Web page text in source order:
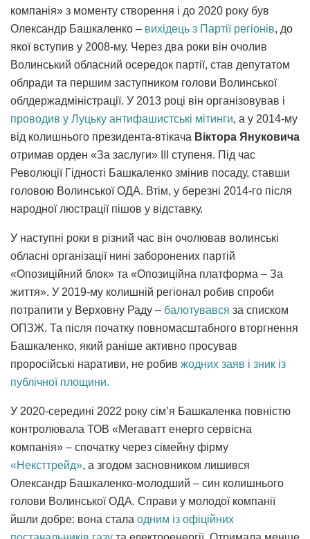
компанія» з моменту створення і до 2020 року був
Олександр Башкаленко – вихідець з Партії регіонів, до
якої вступив у 2008-му. Через два роки він очолив
Волинський обласний осередок партії, став депутатом
облради та першим заступником голови Волинської
облдержадміністрації. У 2013 році він організовував і
проводив у Луцьку антифашистські мітинги, а у 2014-му
від колишнього президента-втікача Віктора Януковича
отримав орден «За заслуги» ІІІ ступеня. Під час
Революції Гідності Башкаленко змінив посаду, ставши
головою Волинської ОДА. Втім, у березні 2014-го після
народної люстрації пішов у відставку.
У наступні роки в різний час він очолював волинські
обласні організації нині заборонених партій
«Опозиційний блок» та «Опозиційна платформа – За
життя». У 2019-му колишній регіонал робив спроби
потрапити у Верховну Раду – балотувався за списком
ОПЗЖ. Та після початку повномасштабного вторгнення
Башкаленко, який раніше активно просував
проросійські наративи, не робив жодних заяв і зник із
публічної площини.
У 2020-середині 2022 року сім’я Башкаленка повністю
контролювала ТОВ «Мегаватт енерго сервісна
компанія» – спочатку через сімейну фірму
«Нексттрейд», а згодом засновником лишився
Олександр Башкаленко-молодший – син колишнього
голови Волинської ОДА. Справи у молодої компанії
йшли добре: вона стала одним із офіційних